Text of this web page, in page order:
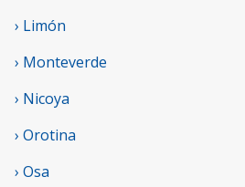
› Limón
› Monteverde
› Nicoya
› Orotina
› Osa